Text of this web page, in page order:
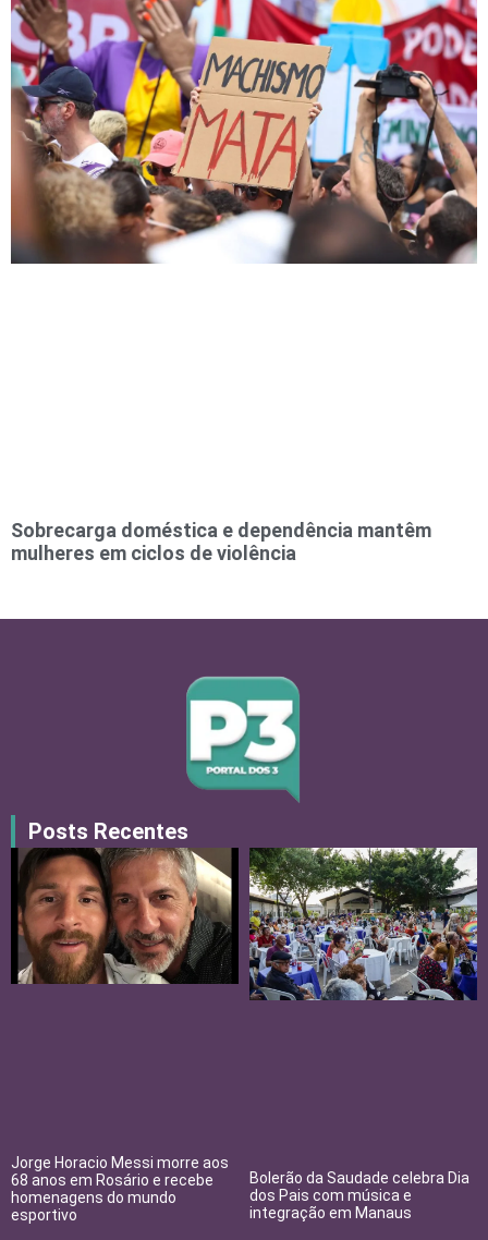
Sobrecarga doméstica e dependência mantêm
mulheres em ciclos de violência
Posts Recentes
Jorge Horacio Messi morre aos
68 anos em Rosário e recebe
homenagens do mundo
esportivo
Bolerão da Saudade celebra Dia
dos Pais com música e
integração em Manaus